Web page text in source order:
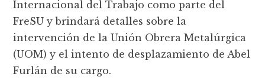
Internacional del Trabajo como parte del
FreSU y brindará detalles sobre la
intervención de la Unión Obrera Metalúrgica
(UOM) y el intento de desplazamiento de Abel
Furlán de su cargo.